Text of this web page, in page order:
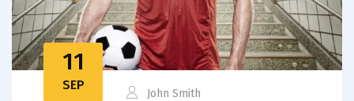
11
SEP
John Smith